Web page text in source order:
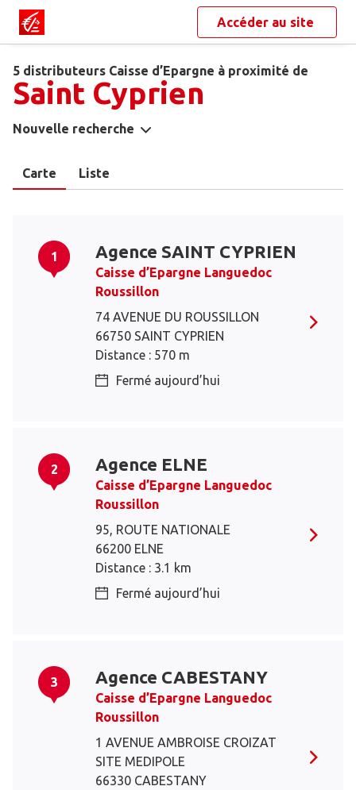
Accéder au site
5 distributeurs Caisse d’Epargne à proximité de
Saint Cyprien
Nouvelle recherche
Carte Liste
1 Agence SAINT CYPRIEN
Caisse d’Epargne Languedoc
Roussillon
74 AVENUE DU ROUSSILLON
66750 SAINT CYPRIEN
Distance : 570 m
Fermé aujourd’hui
2 Agence ELNE
Caisse d’Epargne Languedoc
Roussillon
95, ROUTE NATIONALE
66200 ELNE
Distance : 3.1 km
Fermé aujourd’hui
3 Agence CABESTANY
Caisse d’Epargne Languedoc
Roussillon
1 AVENUE AMBROISE CROIZAT
SITE MEDIPOLE
66330 CABESTANY